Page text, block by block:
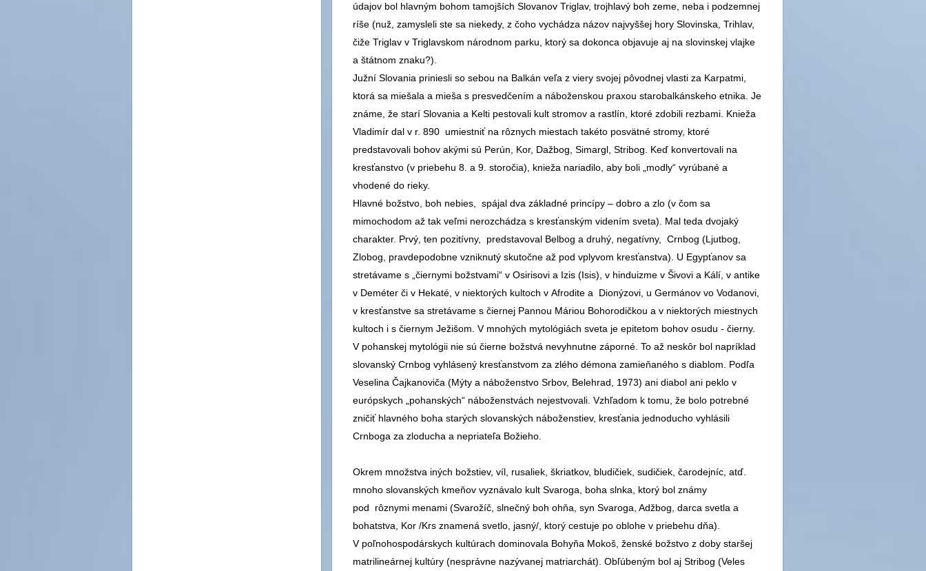
údajov bol hlavným bohom tamojších Slovanov Triglav, trojhlavý boh zeme, neba i podzemnej
ríše (nuž, zamysleli ste sa niekedy, z čoho vychádza názov najvyššej hory Slovinska, Trihlav,
čiže Triglav v Triglavskom národnom parku, ktorý sa dokonca objavuje aj na slovinskej vlajke
a štátnom znaku?).
Južní Slovania priniesli so sebou na Balkán veľa z viery svojej pôvodnej vlasti za Karpatmi,
ktorá sa miešala a mieša s presvedčením a náboženskou praxou starobalkánskeho etnika. Je
známe, že starí Slovania a Kelti pestovali kult stromov a rastlín, ktoré zdobili rezbami. Knieža
Vladimír dal v r. 890 umiestniť na rôznych miestach takéto posvätné stromy, ktoré
predstavovali bohov akými sú Perún, Kor, Dažbog, Simargl, Stribog. Keď konvertovali na
kresťanstvo (v priebehu 8. a 9. storočia), knieža nariadilo, aby boli „modly“ vyrúbané a
vhodené do rieky.
Hlavné božstvo, boh nebies, spájal dva základné princípy – dobro a zlo (v čom sa
mimochodom až tak veľmi nerozchádza s kresťanským videním sveta). Mal teda dvojaký
charakter. Prvý, ten pozitívny, predstavoval Belbog a druhý, negatívny, Crnbog (Ljutbog,
Zlobog, pravdepodobne vzniknutý skutočne až pod vplyvom kresťanstva). U Egypťanov sa
stretávame s „čiernymi božstvami“ v Osirisovi a Izis (Isis), v hinduizme v Šivovi a Kálí, v antike
v Deméter či v Hekaté, v niektorých kultoch v Afrodite a Dionýzovi, u Germánov vo Vodanovi,
v kresťanstve sa stretávame s čiernej Pannou Máriou Bohorodičkou a v niektorých miestnych
kultoch i s čiernym Ježišom. V mnohých mytológiách sveta je epitetom bohov osudu - čierny.
V pohanskej mytológii nie sú čierne božstvá nevyhnutne záporné. To až neskôr bol napríklad
slovanský Crnbog vyhlásený kresťanstvom za zlého démona zamieňaného s diablom. Podľa
Veselina Čajkanoviča (Mýty a náboženstvo Srbov, Belehrad, 1973) ani diabol ani peklo v
európskych „pohanských“ náboženstvách nejestvovali. Vzhľadom k tomu, že bolo potrebné
zničiť hlavného boha starých slovanských náboženstiev, kresťania jednoducho vyhlásili
Crnboga za zloducha a nepriateľa Božieho.
Okrem množstva iných božstiev, víl, rusaliek, škriatkov, bludičiek, sudičiek, čarodejníc, atď.
mnoho slovanských kmeňov vyznávalo kult Svaroga, boha slnka, ktorý bol známy
pod rôznymi menami (Svarožíč, slnečný boh ohňa, syn Svaroga, Adžbog, darca svetla a
bohatstva, Kor /Krs znamená svetlo, jasný/, ktorý cestuje po oblohe v priebehu dňa).
V poľnohospodárskych kultúrach dominovala Bohyňa Mokoš, ženské božstvo z doby staršej
matrilineárnej kultúry (nesprávne nazývanej matriarchát). Obľúbeným bol aj Stribog (Veles